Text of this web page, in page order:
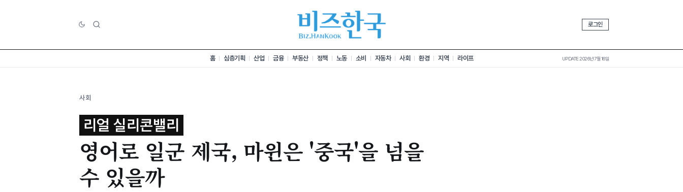
로그인
홈 심층기획 산업 금융 부동산 정책 노동 소비 자동차 사회 환경 지역 라이프 UPDATE 2026년 7월 16일
사회
리얼 실리콘밸리
영어로 일군 제국, 마윈은 '중국'을 넘을
수 있을까